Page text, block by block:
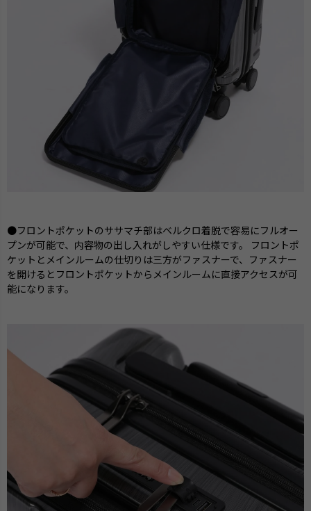
●フロントポケットのササマチ部はベルクロ着脱で容易にフルオー
プンが可能で、内容物の出し入れがしやすい仕様です。 フロントポ
ケットとメインルームの仕切りは三方がファスナーで、ファスナー
を開けるとフロントポケットからメインルームに直接アクセスが可
能になります。